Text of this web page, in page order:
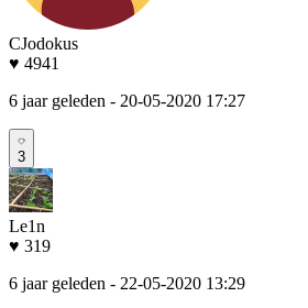
CJodokus
♥ 4941
6 jaar geleden - 20-05-2020 17:27
3
Le1n
♥ 319
6 jaar geleden - 22-05-2020 13:29